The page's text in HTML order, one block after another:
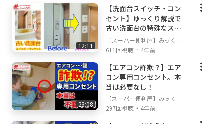
◆当社の特徴◆
★バックグランドは工務店ですので住宅の事は
何でも
ワンストップでご依頼をいただけます。
★国家認定の電気工事士やネットワークエンジ
ニアも
在中。照明、エアコン、アンテナや、LAN工
事など
ハイテク設備のご依頼もOK!
12:11
【洗面台スイッチ・コン
セント】ゆっくり解説で
古い洗面台の特殊なスイ
ッチ・コンセントを交換
【スーパー便利屋】みっく店
長が行く!
611回視聴 ・ 4年前
23:08
【エアコン詐欺？】エア
コン専用コンセント。本
当は必要なし！
【スーパー便利屋】みっく店
長が行く!
297回視聴 ・ 4年前